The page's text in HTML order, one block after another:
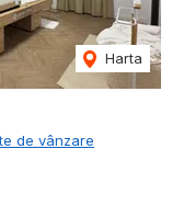
Harta
de vânzare